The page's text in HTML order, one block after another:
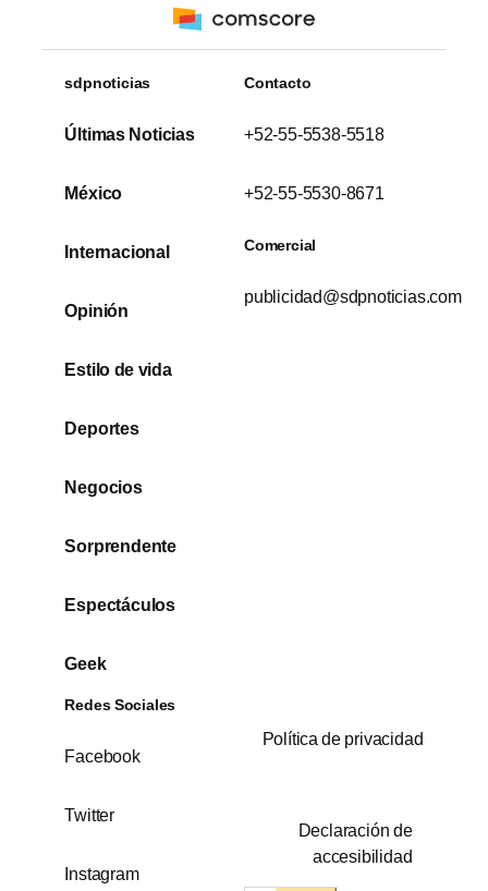
sdpnoticias
Últimas Noticias
México
Internacional
Opinión
Estilo de vida
Deportes
Negocios
Sorprendente
Espectáculos
Geek
Contacto
+52-55-5538-5518
+52-55-5530-8671
Comercial
publicidad@sdpnoticias.com
Redes Sociales
Facebook
Twitter
Instagram
Política de privacidad
Declaración de
accesibilidad